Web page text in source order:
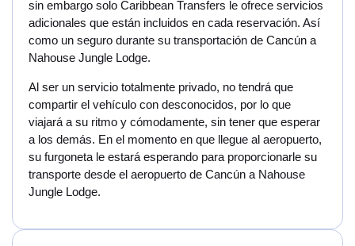
sin embargo solo Caribbean Transfers le ofrece servicios
adicionales que están incluidos en cada reservación. Así
como un seguro durante su transportación de Cancún a
Nahouse Jungle Lodge.
Al ser un servicio totalmente privado, no tendrá que
compartir el vehículo con desconocidos, por lo que
viajará a su ritmo y cómodamente, sin tener que esperar
a los demás. En el momento en que llegue al aeropuerto,
su furgoneta le estará esperando para proporcionarle su
transporte desde el aeropuerto de Cancún a Nahouse
Jungle Lodge.